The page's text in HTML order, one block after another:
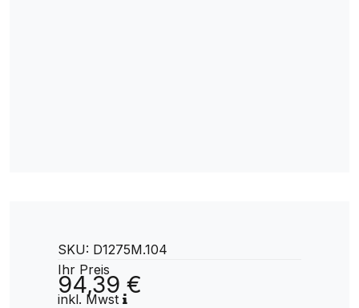
SKU: D1275M.104
Ihr Preis
94,39 €
inkl. Mwst